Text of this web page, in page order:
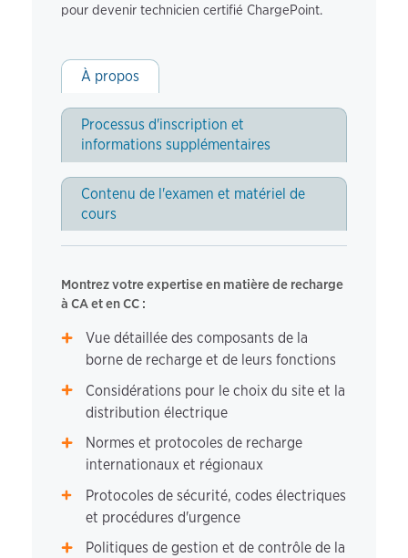
pour devenir technicien certifié ChargePoint.
À propos
Processus d'inscription et
informations supplémentaires
Contenu de l'examen et matériel de
cours
Montrez votre expertise en matière de recharge
à CA et en CC :
Vue détaillée des composants de la
borne de recharge et de leurs fonctions
Considérations pour le choix du site et la
distribution électrique
Normes et protocoles de recharge
internationaux et régionaux
Protocoles de sécurité, codes électriques
et procédures d'urgence
Politiques de gestion et de contrôle de la